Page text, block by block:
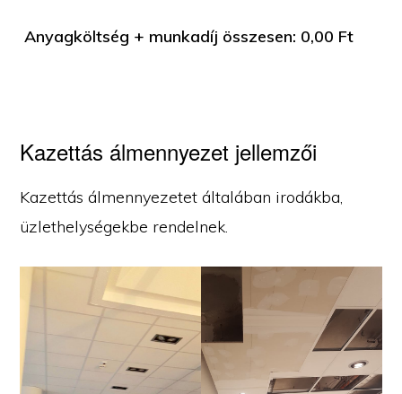
Anyagköltség + munkadíj összesen: 0,00 Ft
Kazettás álmennyezet jellemzői
Kazettás álmennyezetet általában irodákba,
üzlethelységekbe rendelnek.